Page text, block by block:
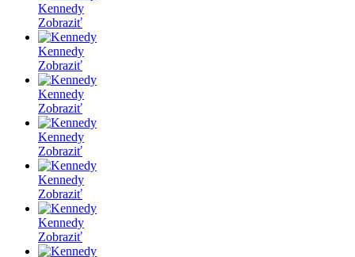
Kennedy
Zobraziť
Kennedy
Zobraziť
Kennedy
Zobraziť
Kennedy
Zobraziť
Kennedy
Zobraziť
Kennedy
Zobraziť